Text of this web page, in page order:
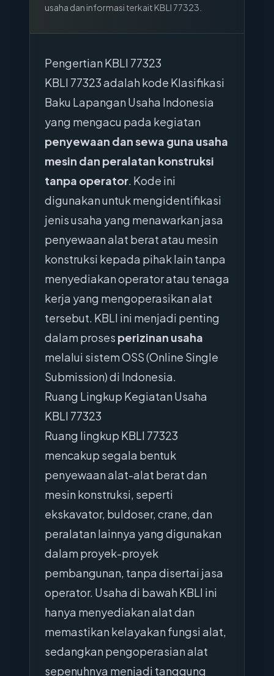
usaha dan informasi terkait KBLI 77323
Pengertian KBLI 77323
KBLI 77323 adalah kode Klasifikasi
Baku Lapangan Usaha Indonesia
yang mengacu pada kegiatan
penyewaan dan sewa guna usaha
mesin dan peralatan konstruksi
tanpa operator. Kode ini
digunakan untuk mengidentifikasi
jenis usaha yang menawarkan jasa
penyewaan alat berat atau mesin
konstruksi kepada pihak lain tanpa
menyediakan operator atau tenaga
kerja yang mengoperasikan alat
tersebut. KBLI ini menjadi penting
dalam proses perizinan usaha
melalui sistem OSS (Online Single
Submission) di Indonesia.
Ruang Lingkup Kegiatan Usaha
KBLI 77323
Ruang lingkup KBLI 77323
mencakup segala bentuk
penyewaan alat-alat berat dan
mesin konstruksi, seperti
ekskavator, buldoser, crane, dan
peralatan lainnya yang digunakan
dalam proyek-proyek
pembangunan, tanpa disertai jasa
operator. Usaha di bawah KBLI ini
hanya menyediakan alat dan
memastikan kelayakan fungsi alat,
sedangkan pengoperasian alat
sepenuhnya menjadi tanggung